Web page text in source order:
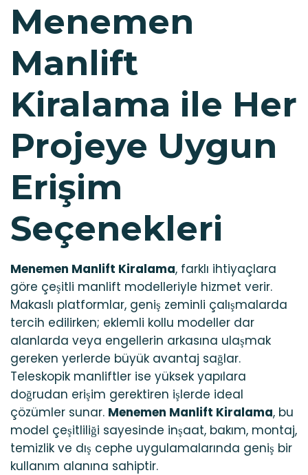
Menemen
Manlift
Kiralama ile Her
Projeye Uygun
Erişim
Seçenekleri
Menemen Manlift Kiralama, farklı ihtiyaçlara
göre çeşitli manlift modelleriyle hizmet verir.
Makaslı platformlar, geniş zeminli çalışmalarda
tercih edilirken; eklemli kollu modeller dar
alanlarda veya engellerin arkasına ulaşmak
gereken yerlerde büyük avantaj sağlar.
Teleskopik manliftler ise yüksek yapılara
doğrudan erişim gerektiren işlerde ideal
çözümler sunar. Menemen Manlift Kiralama, bu
model çeşitliliği sayesinde inşaat, bakım, montaj,
temizlik ve dış cephe uygulamalarında geniş bir
kullanım alanına sahiptir.